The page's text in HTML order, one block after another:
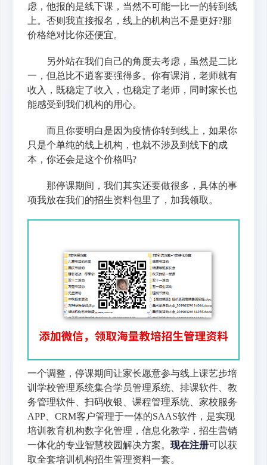
虑，他报的是线下课，当然不可能一比一的转到线
上。否则我直接报名，线上的机构岂不是更好?那
价格绝对比你还便宜。
另外站在我们自己的角度去考虑，虽然是二比
一，但总比不逍客要强得多。你有课消，老师就有
收入，既稳定了收入，也稳定了老师，同时家长也
能感受到我们机构的用心。
而且你要明白是因为疫情你转到线上，如果你
只是个单纯的线上机构，也就不涉及到线下的成
本，你还会是这个价格吗?
那停课期间，我们其实还要做很多，具体的事
项我放在我们的招生资料包里了，加我领取。
一个调整，停课期间让家长愿意参与线上课艺步培
训学校管理系统集合学员管理系统、排课软件、教
务管理软件、扫码收银、课程管理系统、家校服务
APP、CRM客户管理于一体的SAAS软件，是实现
培训教育机构数字化管理，信息化教学，招生营销
一体化的专业智慧校园解决方案。 现在注册可以获
取全套培训机构招生管理资料一套。